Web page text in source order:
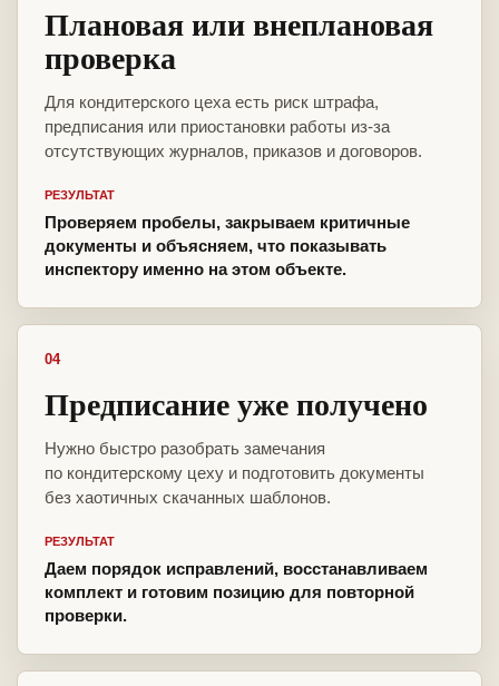
Плановая или внеплановая
проверка
Для кондитерского цеха есть риск штрафа,
предписания или приостановки работы из-за
отсутствующих журналов, приказов и договоров.
РЕЗУЛЬТАТ
Проверяем пробелы, закрываем критичные
документы и объясняем, что показывать
инспектору именно на этом объекте.
04
Предписание уже получено
Нужно быстро разобрать замечания
по кондитерскому цеху и подготовить документы
без хаотичных скачанных шаблонов.
РЕЗУЛЬТАТ
Даем порядок исправлений, восстанавливаем
комплект и готовим позицию для повторной
проверки.